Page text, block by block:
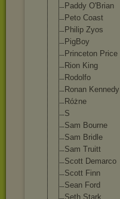
Paddy O'Brian
Peto Coast
Philip Zyos
PigBoy
Princeton Price
Rion King
Rodolfo
Ronan Kennedy
Różne
S
Sam Bourne
Sam Bridle
Sam Truitt
Scott Demarco
Scott Finn
Sean Ford
Seth Stark